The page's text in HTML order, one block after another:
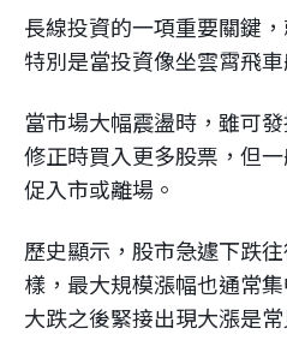
長線投資的一項重要關鍵
特別是當投資像坐雲霄飛
當市場大幅震盪時，雖可
修正時買入更多股票，但
促入市或離場。
歷史顯示，股市急遽下跌
樣，最大規模漲幅也通常
大跌之後緊接出現大漲是